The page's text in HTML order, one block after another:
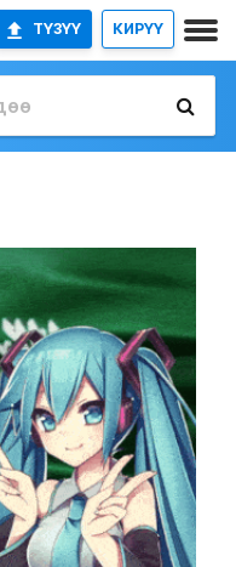
ТҮЗҮҮ КИРҮҮ